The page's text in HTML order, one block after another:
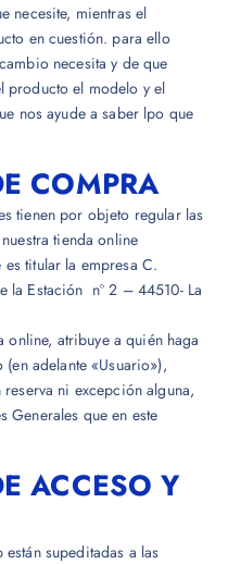
necesite, mientras el
en cuestión. para ello
necesita y de que
producto el modelo y el
nos ayude a saber lpo que
COMPRA
tienen por objeto regular las
tienda online
titular la empresa C.
la Estación nº 2 – 44510- La
online, atribuye a quién haga
adelante «Usuario»),
ni excepción alguna,
Generales que en este
ACCESO Y
supeditadas a las